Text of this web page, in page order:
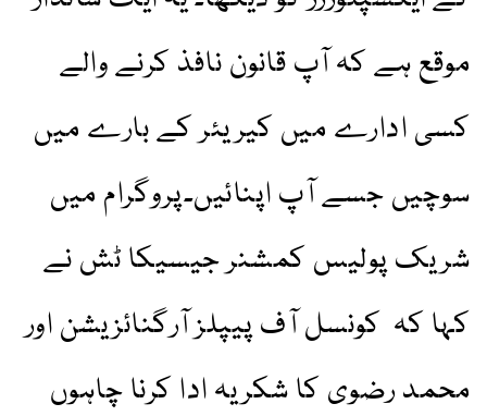
موقع ہے کہ آپ قانون نافذ کرنے والے
کسی ادارے میں کیریئر کے بارے میں
سوچیں جسے آپ اپنائیں۔پروگرام میں
شریک پولیس کمشنر جیسیکا ٹش نے
کہا کہ کونسل آف پیپلز آرگنائزیشن اور
محمد رضوی کا شکریہ ادا کرنا چاہوں